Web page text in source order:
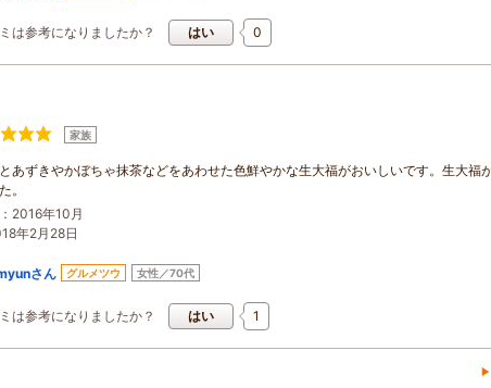
は参考になりましたか？ 0
はい
家族
あずきやかぼちゃ抹茶などをあわせた色鮮やかな生大福がおいしいです。生大福
。
2016年10月
年2月28日
さん グルメツウ 女性／70代
は参考になりましたか？ 1
はい